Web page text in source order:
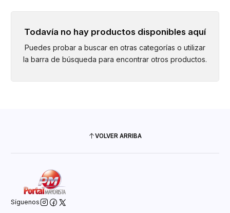
Todavía no hay productos disponibles aquí
Puedes probar a buscar en otras categorías o utilizar
la barra de búsqueda para encontrar otros productos.
VOLVER ARRIBA
Síguenos